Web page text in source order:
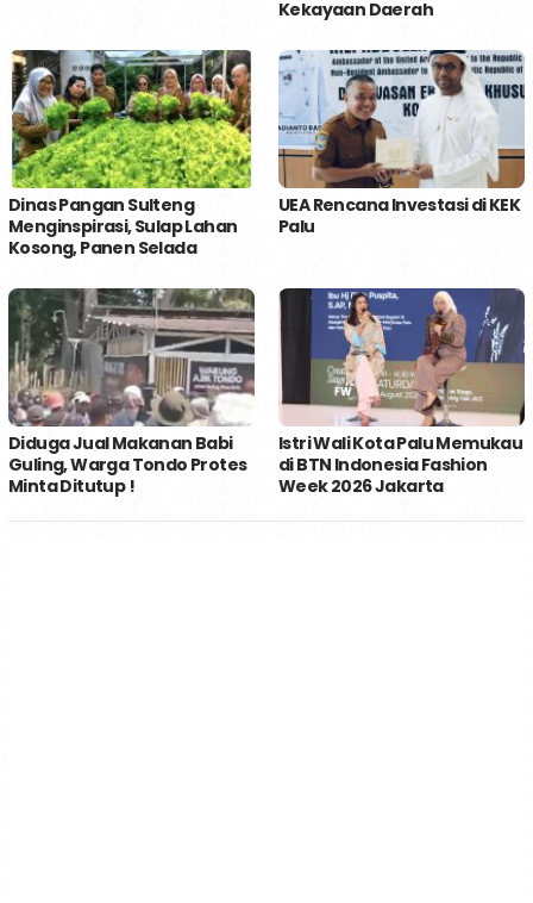
Kekayaan Daerah
Dinas Pangan Sulteng
Menginspirasi, Sulap Lahan
Kosong, Panen Selada
UEA Rencana Investasi di KEK
Palu
Diduga Jual Makanan Babi
Guling, Warga Tondo Protes
Minta Ditutup !
Istri Wali Kota Palu Memukau
di BTN Indonesia Fashion
Week 2026 Jakarta